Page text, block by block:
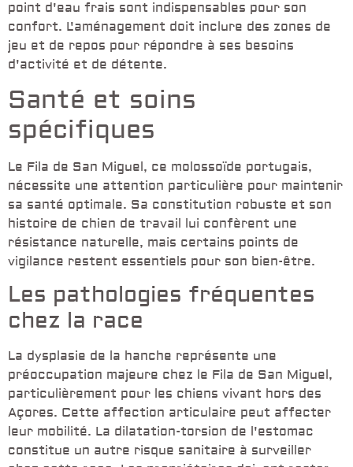
point d'eau frais sont indispensables pour son
confort. L'aménagement doit inclure des zones de
jeu et de repos pour répondre à ses besoins
d'activité et de détente.
Santé et soins
spécifiques
Le Fila de San Miguel, ce molossoïde portugais,
nécessite une attention particulière pour maintenir
sa santé optimale. Sa constitution robuste et son
histoire de chien de travail lui confèrent une
résistance naturelle, mais certains points de
vigilance restent essentiels pour son bien-être.
Les pathologies fréquentes
chez la race
La dysplasie de la hanche représente une
préoccupation majeure chez le Fila de San Miguel,
particulièrement pour les chiens vivant hors des
Açores. Cette affection articulaire peut affecter
leur mobilité. La dilatation-torsion de l'estomac
constitue un autre risque sanitaire à surveiller